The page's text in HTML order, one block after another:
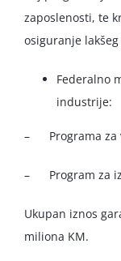
zaposlenosti, te
osiguranje
Federalno
industrije:
– Programa za
– Program za
Ukupan iznos
miliona KM.